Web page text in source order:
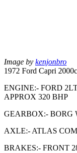
Image by kenjonbro
1972 Ford Capri
ENGINE:- FORD
APPROX 320 BHP
GEARBOX:- BORG
AXLE:- ATLAS
BRAKES:- FRONT